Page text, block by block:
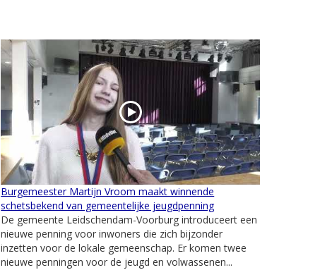
Burgemeester Martijn Vroom maakt winnende
schetsbekend van gemeentelijke jeugdpenning
De gemeente Leidschendam-Voorburg introduceert een
nieuwe penning voor inwoners die zich bijzonder
inzetten voor de lokale gemeenschap. Er komen twee
nieuwe penningen voor de jeugd en volwassenen...